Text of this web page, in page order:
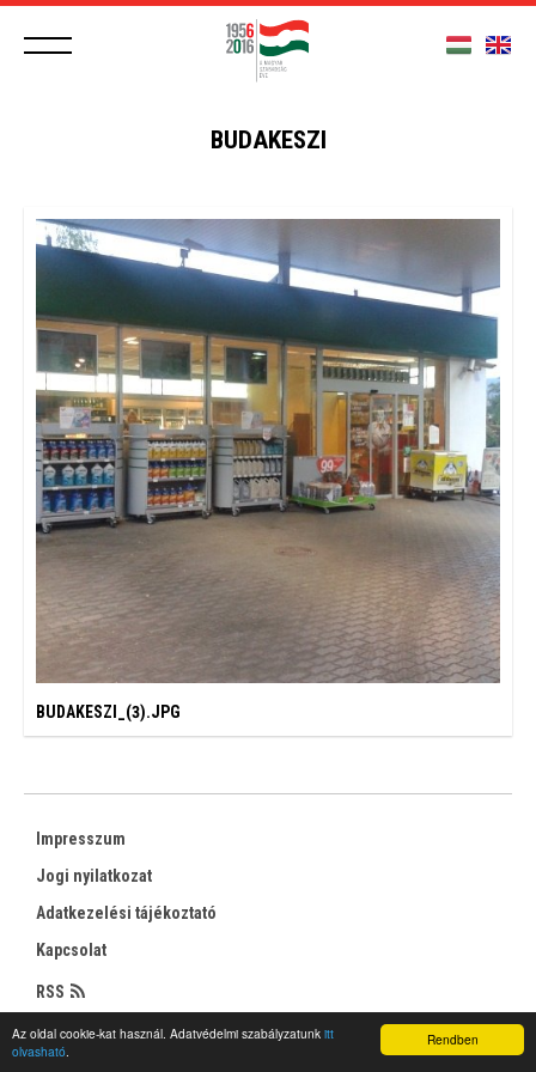
Rendben
Az oldal cookie-kat használ. Adatvédelmi szabályzatunk itt
olvasható.
BUDAKESZI
BUDAKESZI_(3).JPG
Impresszum
Jogi nyilatkozat
Adatkezelési tájékoztató
Kapcsolat
RSS